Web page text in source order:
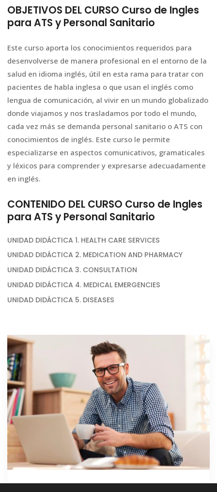
OBJETIVOS DEL CURSO Curso de Ingles
para ATS y Personal Sanitario
Este curso aporta los conocimientos requeridos para
desenvolverse de manera profesional en el entorno de la
salud en idioma inglés, útil en esta rama para tratar con
pacientes de habla inglesa o que usan el inglés como
lengua de comunicación, al vivir en un mundo globalizado
donde viajamos y nos trasladamos por todo el mundo,
cada vez más se demanda personal sanitario o ATS con
conocimientos de inglés. Este curso le permite
especializarse en aspectos comunicativos, gramaticales
y léxicos para comprender y expresarse adecuadamente
en inglés.
CONTENIDO DEL CURSO Curso de Ingles
para ATS y Personal Sanitario
UNIDAD DIDÁCTICA 1. HEALTH CARE SERVICES
UNIDAD DIDÁCTICA 2. MEDICATION AND PHARMACY
UNIDAD DIDÁCTICA 3. CONSULTATION
UNIDAD DIDÁCTICA 4. MEDICAL EMERGENCIES
UNIDAD DIDÁCTICA 5. DISEASES